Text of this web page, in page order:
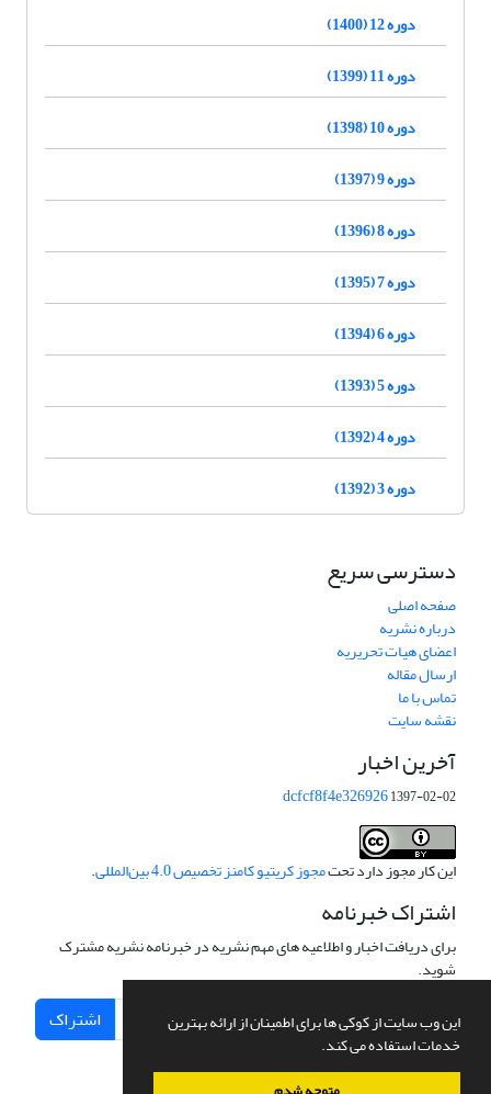
این وب سایت از کوکی ها برای اطمینان از ارائه بهترین
خدمات استفاده می کند.
دوره 12 (1400)
دوره 11 (1399)
دوره 10 (1398)
دوره 9 (1397)
دوره 8 (1396)
دوره 7 (1395)
دوره 6 (1394)
دوره 5 (1393)
دوره 4 (1392)
دوره 3 (1392)
دسترسی سریع
صفحه اصلی
درباره نشریه
اعضای هیات تحریریه
ارسال مقاله
تماس با ما
نقشه سایت
آخرین اخبار
dcfcf8f4e3269261397-02-02
این کار مجوز دارد تحتمجوز کریتیو کامنز تخصیص 4.0 بین‌المللی .
اشتراک خبرنامه
برای دریافت اخبار و اطلاعیه های مهم نشریه در خبرنامه نشریه مشترک
شوید.
اشتراک